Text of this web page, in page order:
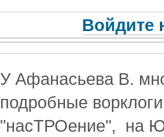
Войдите
У Афанасьева В.
подробные
"насТРОение", на